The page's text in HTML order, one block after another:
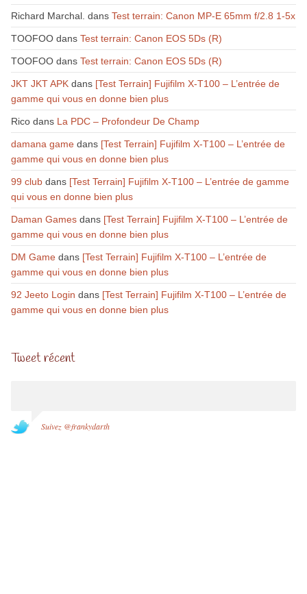
Richard Marchal. dans Test terrain: Canon MP-E 65mm f/2.8 1-5x
TOOFOOdans Test terrain: Canon EOS 5Ds (R)
TOOFOOdans Test terrain: Canon EOS 5Ds (R)
JKT JKT APKdans [Test Terrain] Fujifilm X-T100 – L’entrée de
gamme qui vous en donne bien plus
Ricodans La PDC – Profondeur De Champ
damana gamedans [Test Terrain] Fujifilm X-T100 – L’entrée de
gamme qui vous en donne bien plus
99 clubdans [Test Terrain] Fujifilm X-T100 – L’entrée de gamme
qui vous en donne bien plus
Daman Gamesdans [Test Terrain] Fujifilm X-T100 – L’entrée de
gamme qui vous en donne bien plus
DM Gamedans [Test Terrain] Fujifilm X-T100 – L’entrée de
gamme qui vous en donne bien plus
92 Jeeto Login dans [Test Terrain] Fujifilm X-T100 – L’entrée de
gamme qui vous en donne bien plus
Tweet récent
Suivez @frankydarth